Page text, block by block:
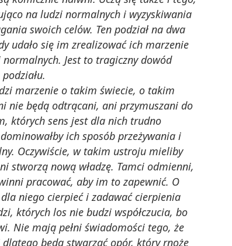
na ludzi normalnych i wyzyskiwania
swoich celów. Ten podział na dwa
udało się im zrealizować ich marzenie
normalnych. Jest to tragiczny dowód
marzenie o takim świecie, o takim
nie będą odtrącani, ani przymuszani do
których sens jest dla nich trudno
ich sposób przeżywania i
Oczywiście, w takim ustroju mieliby
stworzą nową władzę. Tamci odmienni,
pracować, aby im to zapewnić. O
niego cierpieć i zadawać cierpienia
których los nie budzi współczucia, bo
Nie mają pełni świadomości tego, że
będą stwarzać opór, który rnoże